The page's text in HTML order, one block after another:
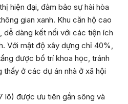
hiện đại, đảm bảo sự hài hòa
gian xanh. Khu căn hộ cao
dễ dàng kết nối với các tiện ích
Với mật độ xây dựng chỉ 40%,
được bố trí khoa học, tránh
ở các dự án nhà ở xã hội
lô) được ưu tiên gần sông và